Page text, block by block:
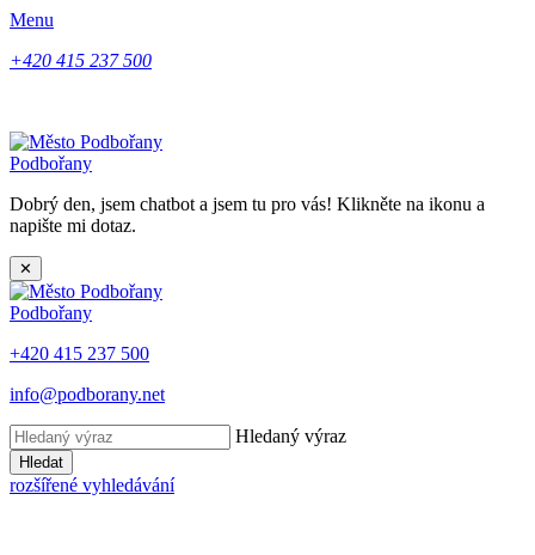
Menu
+420 415 237 500
Podbořany
Dobrý den, jsem chatbot a jsem tu pro vás! Klikněte na ikonu a
napište mi dotaz.
✕
Podbořany
+420 415 237 500
info@podborany.net
Hledaný výraz
Hledat
rozšířené vyhledávání